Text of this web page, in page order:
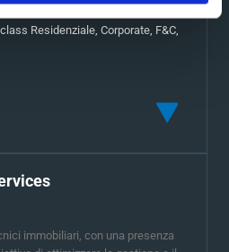
Residenziale, Corporate, F&C,
immobiliari, con una presenza